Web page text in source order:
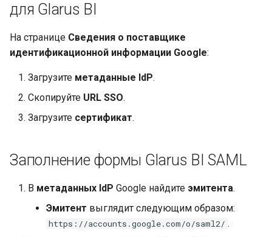
и
с
для Glarus BI
На странице Сведения о поставщике
идентификационной информации Google:
Загрузите метаданные IdP.
Скопируйте URL SSO.
Загрузите сертификат.
Заполнение формы Glarus BI SAML
В метаданных IdP Google найдите эмитента.
Эмитент выглядит следующим образом:
https://accounts.google.com/o/saml2/ .